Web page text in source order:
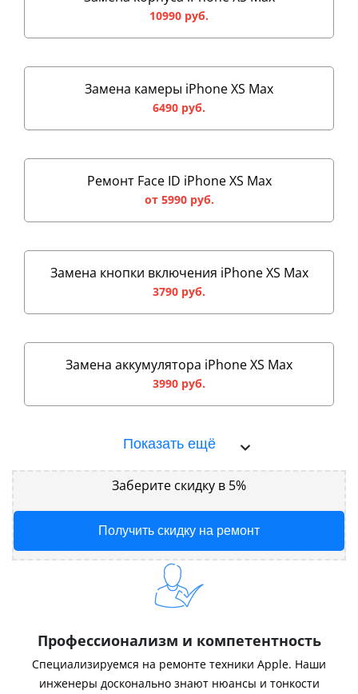
10990 руб.
Замена камеры iPhone XS Max
6490 руб.
Ремонт Face ID iPhone XS Max
от 5990 руб.
Замена кнопки включения iPhone XS Max
3790 руб.
Замена аккумулятора iPhone XS Max
3990 руб.
Показать ещё
Заберите скидку в 5%
Получить скидку на ремонт
Профессионализм и компетентность
Специализируемся на ремонте техники Apple. Наши
инженеры досконально знают нюансы и тонкости